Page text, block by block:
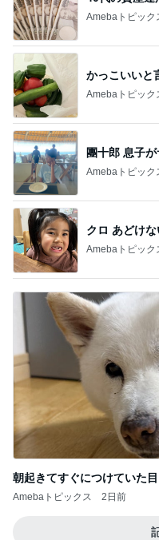
Amebaトピック
かっこいいと
Amebaトピック
團十郎 息子
Amebaトピック
クロ あどけ
Amebaトピック
朝起きてすぐにつけていた
Amebaトピックス 2日前